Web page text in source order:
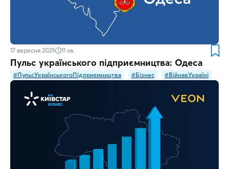
17 вересня 2025 11 хв.
Пульс українського підприємництва: Одеса
#ПульсУкраїнськогоПідприємництва #Бізнес #ВійнавУкраїні